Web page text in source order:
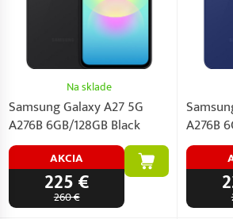
Na sklade
Samsung Galaxy A27 5G
A276B 6GB/128GB Black
AKCIA
225 €
260 €
A276B